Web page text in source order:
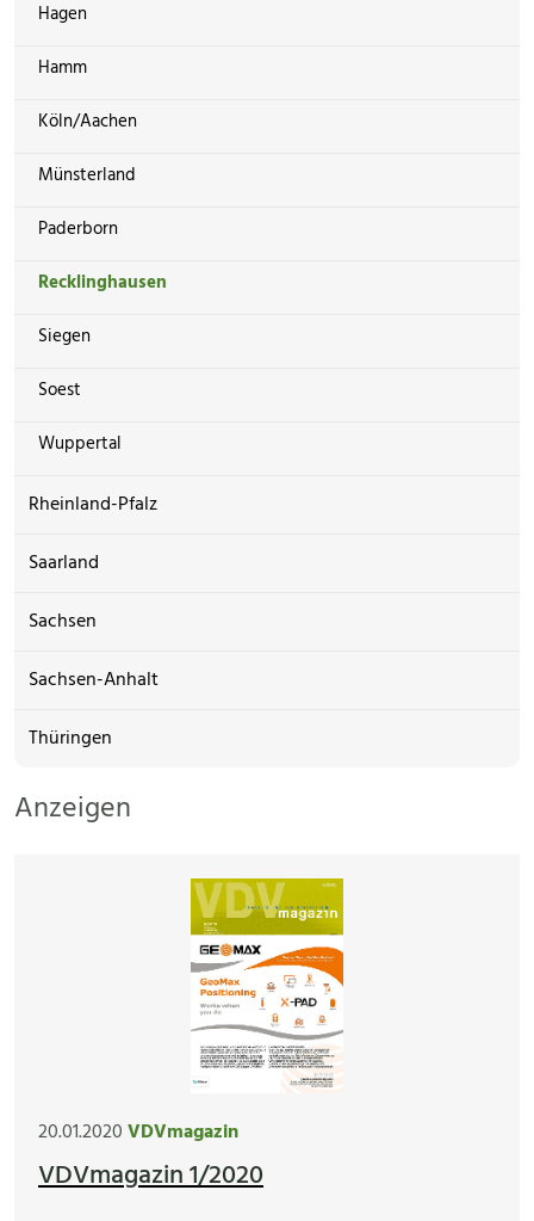
Hagen
Hamm
Köln/Aachen
Münsterland
Paderborn
Recklinghausen
Siegen
Soest
Wuppertal
Rheinland-Pfalz
Saarland
Sachsen
Sachsen-Anhalt
Thüringen
Anzeigen
20.01.2020VDVmagazin
VDVmagazin 1/2020